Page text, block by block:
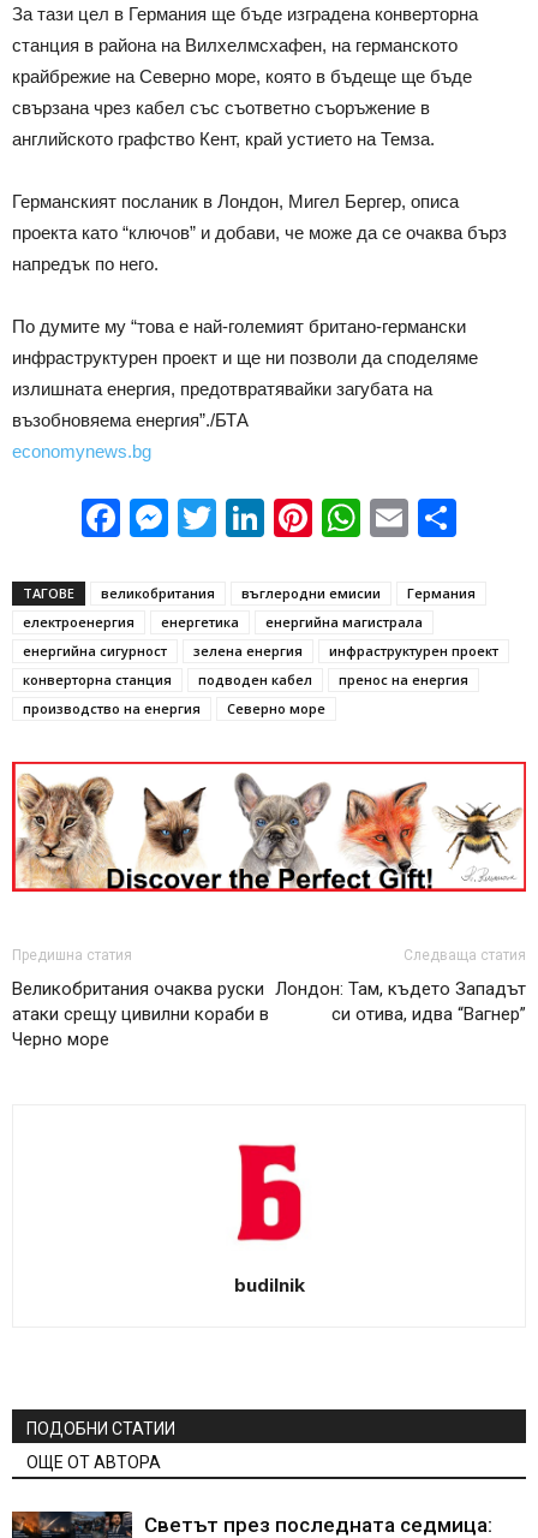
За тази цел в Германия ще бъде изградена конверторна
станция в района на Вилхелмсхафен, на германското
крайбрежие на Северно море, която в бъдеще ще бъде
свързана чрез кабел със съответно съоръжение в
английското графство Кент, край устието на Темза.
Германският посланик в Лондон, Мигел Бергер, описа
проекта като “ключов” и добави, че може да се очаква бърз
напредък по него.
По думите му “това е най-големият британо-германски
инфраструктурен проект и ще ни позволи да споделяме
излишната енергия, предотвратявайки загубата на
възобновяема енергия”./БТА
economynews.bg
Facebook
Messenger
Twitter
LinkedIn
Pinterest
WhatsApp
Email
ТАГОВЕ великобритания въглеродни емисии
Германия
електроенергия
енергетика
енергийна магистрала
енергийна сигурност
зелена енергия
инфраструктурен проект
конверторна станция
подводен кабел
пренос на енергия
производство на енергия
Северно море
Предишна статия
Великобритания очаква руски
атаки срещу цивилни кораби в
Черно море
Следваща статия
Лондон: Там, където Западът
си отива, идва “Вагнер”
budilnik
ПОДОБНИ СТАТИИ
ОЩЕ ОТ АВТОРА
Светът през последната седмица: